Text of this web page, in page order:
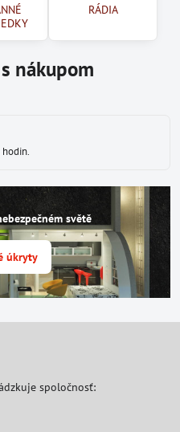
RÁDIA
nákupom
hodin.
světě
úkryty
spoločnosť: